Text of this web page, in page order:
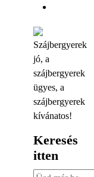
Szájbergyerek
jó, a
szájbergyerek
ügyes, a
szájbergyerek
kívánatos!
Keresés
itten